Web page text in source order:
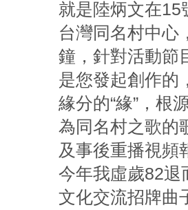
就是陸炳文在15
台灣同名村中心
鐘，針對活動節
是您發起創作的
緣分的“緣”，根
為同名村之歌的
及事後重播視頻
今年我虛歲82退
文化交流招牌曲